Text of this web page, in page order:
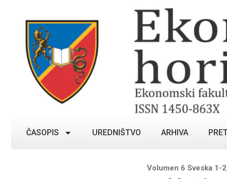
ČASOPIS UREDNIŠTVO ARHIVA
Volumen 6 Sveska 1-